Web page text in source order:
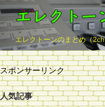
エレクトーンのまとめ（
スポンサーリンク
人気記事